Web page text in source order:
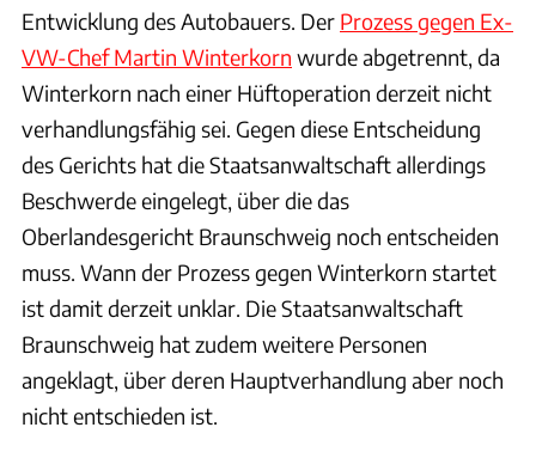
Entwicklung des Autobauers. Der Prozess gegen Ex-
VW-Chef Martin Winterkorn wurde abgetrennt, da
Winterkorn nach einer Hüftoperation derzeit nicht
verhandlungsfähig sei. Gegen diese Entscheidung
des Gerichts hat die Staatsanwaltschaft allerdings
Beschwerde eingelegt, über die das
Oberlandesgericht Braunschweig noch entscheiden
muss. Wann der Prozess gegen Winterkorn startet
ist damit derzeit unklar. Die Staatsanwaltschaft
Braunschweig hat zudem weitere Personen
angeklagt, über deren Hauptverhandlung aber noch
nicht entschieden ist.